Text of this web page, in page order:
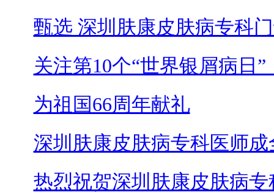
甄选 深圳肤康皮肤病专科
关注第10个“世界银屑病日”
为祖国66周年献礼
深圳肤康皮肤病专科医师成
热烈祝贺深圳肤康皮肤病专